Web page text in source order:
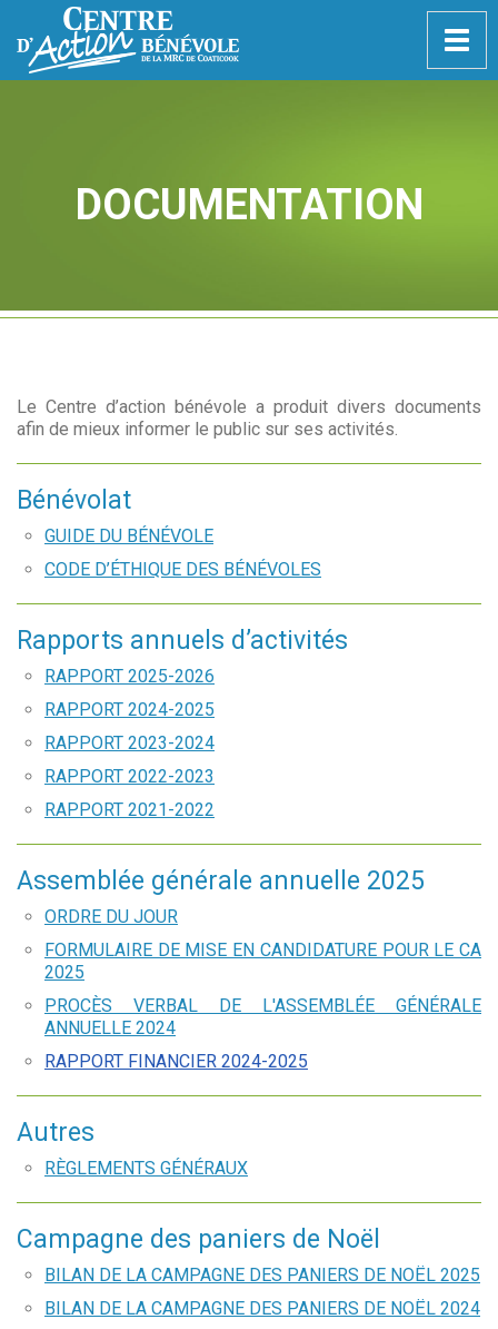
DOCUMENTATION
Le Centre d’action bénévole a produit divers documents
afin de mieux informer le public sur ses activités.
Bénévolat
GUIDE DU BÉNÉVOLE
CODE D’ÉTHIQUE DES BÉNÉVOLES
Rapports annuels d’activités
RAPPORT 2025-2026
RAPPORT 2024-2025
RAPPORT 2023-2024
RAPPORT 2022-2023
RAPPORT 2021-2022
Assemblée générale annuelle 2025
ORDRE DU JOUR
FORMULAIRE DE MISE EN CANDIDATURE POUR LE CA
2025
PROCÈS VERBAL DE L'ASSEMBLÉE GÉNÉRALE
ANNUELLE 2024
RAPPORT FINANCIER 2024-2025
Autres
RÈGLEMENTS GÉNÉRAUX
Campagne des paniers de Noël
BILAN DE LA CAMPAGNE DES PANIERS DE NOËL 2025
BILAN DE LA CAMPAGNE DES PANIERS DE NOËL 2024